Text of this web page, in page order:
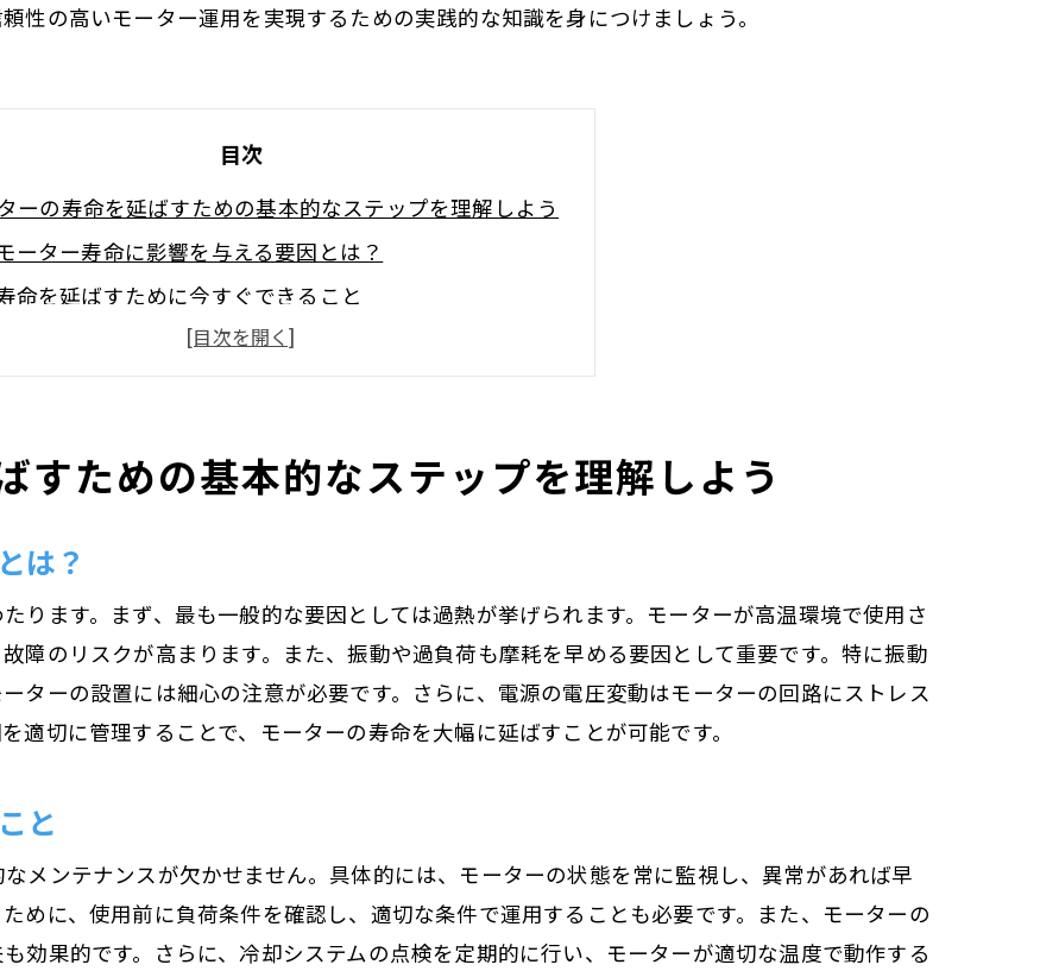
性の高いモーター運用を実現するための実践的な知識を身につけましょう。
目次
ーの寿命を延ばすための基本的なステップを理解しよう
ーター寿命に影響を与える要因とは？
命を延ばすために今すぐできること
モーターの正しい使い方を学ぶ
果的な寿命延長のための初期設定
寿命を目指すための計画的な取り組み
定期メンテナンスの重要性
ンテナンススケジュールの作成方法
自己メンテナンス vs プロのメンテナンス
ーターの洗浄方法と注意点
滑の必要性とその効果
境がモーターの寿命に与える影響を徹底解説
境要因が寿命に及ぼす影響
度管理がもたらす寿命への貢献
度と寿命の関係を理解する
すための基本的なステップを理解しよう
は？
ります。まず、最も一般的な要因としては過熱が挙げられます。モーターが高温環境で使用さ
障のリスクが高まります。また、振動や過負荷も摩耗を早める要因として重要です。特に振動
ターの設置には細心の注意が必要です。さらに、電源の電圧変動はモーターの回路にストレス
適切に管理することで、モーターの寿命を大幅に延ばすことが可能です。
と
メンテナンスが欠かせません。具体的には、モーターの状態を常に監視し、異常があれば早
めに、使用前に負荷条件を確認し、適切な条件で運用することも必要です。また、モーターの
効果的です。さらに、冷却システムの点検を定期的に行い、モーターが適切な温度で動作する